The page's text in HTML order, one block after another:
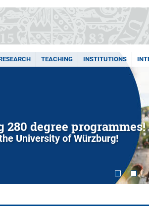
TEACHING INSTITUTIONS
degree programmes!
University of Würzburg!